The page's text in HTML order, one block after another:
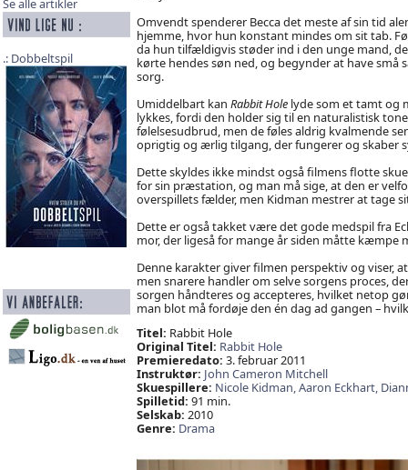
Se alle artikler
Dobbeltspil
Omvendt spenderer Becca det meste af sin tid
hjemme, hvor hun konstant mindes om sit tab.
da hun tilfældigvis støder ind i den unge mand,
kørte hendes søn ned, og begynder at have små
sorg.
Umiddelbart kan Rabbit Holelyde som et tamt og
lykkes, fordi den holder sig til en naturalistisk
følelsesudbrud, men de føles aldrig kvalmende
oprigtig og ærlig tilgang, der fungerer og skaber
Dette skyldes ikke mindst også filmens flotte
for sin præstation, og man må sige, at den er
overspillets fælder, men Kidman mestrer at tage
Dette er også takket være det gode medspil fra
mor, der ligeså for mange år siden måtte kæmpe
Denne karakter giver filmen perspektiv og viser,
men snarere handler om selve sorgens proces,
sorgen håndteres og accepteres, hvilket netop
man blot må fordøje den én dag ad gangen –
Titel: Rabbit Hole
Original Titel: Rabbit Hole
Premieredato: 3. februar 2011
Instruktør: John Cameron Mitchell
Skuespillere: Nicole Kidman,Aaron Eckhart,
Spilletid: 91 min.
Selskab: 2010
Genre: Drama